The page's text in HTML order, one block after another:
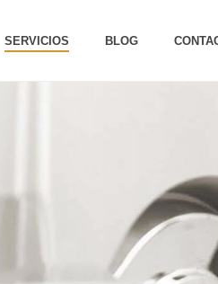
SERVICIOS BLOG